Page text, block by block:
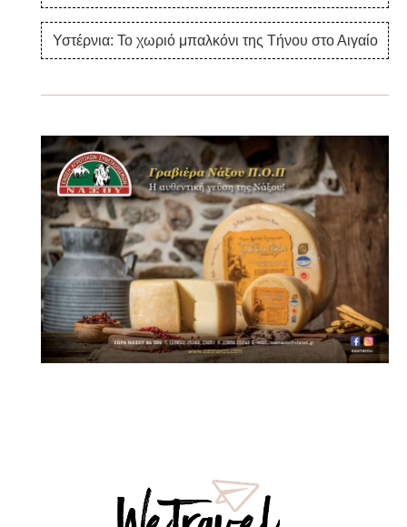
Υστέρνια: Το χωριό μπαλκόνι της Τήνου στο Αιγαίο